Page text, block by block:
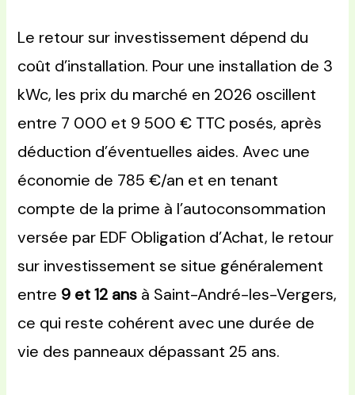
Le retour sur investissement dépend du
coût d’installation. Pour une installation de 3
kWc, les prix du marché en 2026 oscillent
entre 7 000 et 9 500 € TTC posés, après
déduction d’éventuelles aides. Avec une
économie de 785 €/an et en tenant
compte de la prime à l’autoconsommation
versée par EDF Obligation d’Achat, le retour
sur investissement se situe généralement
entre 9 et 12 ans à Saint-André-les-Vergers,
ce qui reste cohérent avec une durée de
vie des panneaux dépassant 25 ans.